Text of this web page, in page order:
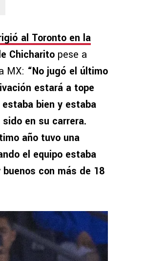
al Toronto en la
Chicharito pese a
MX: “No jugó el último
estará a tope
bien y estaba
en su carrera.
año tuvo una
el equipo estaba
con más de 18